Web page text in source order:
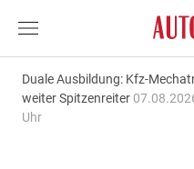
Duale Ausbildung: Kfz-
weiter Spitzenreiter
Uhr